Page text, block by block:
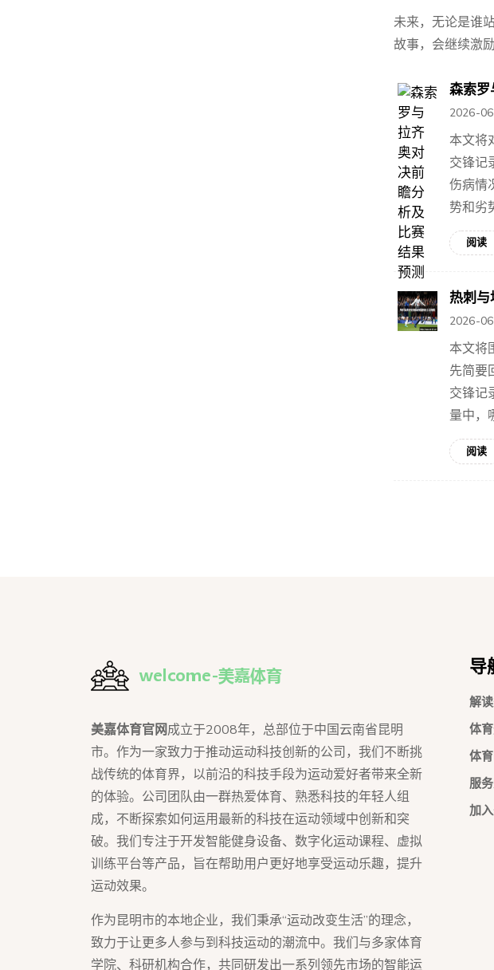
未来，无论是谁
故事，会继续激
森索罗
2026-
本文将
交锋记
伤病情
势和劣
阅读
热刺与
2026-
本文将
先简要
交锋记
量中，
阅读
美嘉体育官网成立于2008年，总部位于中国云南省昆明
市。作为一家致力于推动运动科技创新的公司，我们不断挑
战传统的体育界，以前沿的科技手段为运动爱好者带来全新
的体验。公司团队由一群热爱体育、熟悉科技的年轻人组
成，不断探索如何运用最新的科技在运动领域中创新和突
破。我们专注于开发智能健身设备、数字化运动课程、虚拟
训练平台等产品，旨在帮助用户更好地享受运动乐趣，提升
运动效果。
作为昆明市的本地企业，我们秉承“运动改变生活”的理念，
致力于让更多人参与到科技运动的潮流中。我们与多家体育
学院、科研机构合作，共同研发出一系列领先市场的智能运
导
解
体
体
服
加